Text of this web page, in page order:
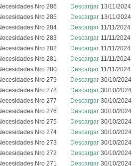
Nro 286 Descargar 13/11/2024
Nro 285 Descargar 13/11/2024
Nro 284 Descargar 11/11/2024
Nro 283 Descargar 11/11/2024
Nro 282 Descargar 11/11/2024
Nro 281 Descargar 11/11/2024
Nro 280 Descargar 11/11/2024
Nro 279 Descargar 30/10/2024
Nro 278 Descargar 30/10/2024
Nro 277 Descargar 30/10/2024
Nro 276 Descargar 30/10/2024
Nro 275 Descargar 30/10/2024
Nro 274 Descargar 30/10/2024
Nro 273 Descargar 30/10/2024
Nro 272 Descargar 30/10/2024
Nro 271 Descargar 30/10/2024